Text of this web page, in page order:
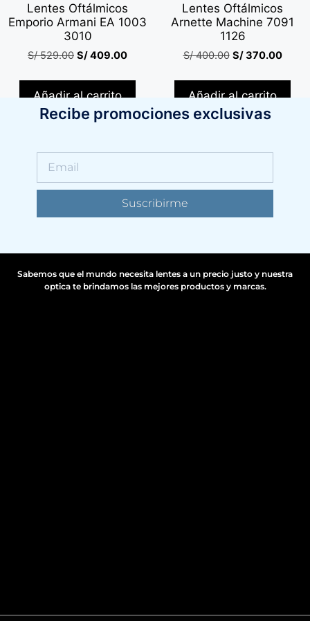
Lentes Oftálmicos
Emporio Armani EA 1003
3010
S/529.00 S/409.00
Añadir al carrito
Lentes Oftálmicos
Arnette Machine 7091
1126
S/400.00 S/370.00
Añadir al carrito
Recibe promociones exclusivas
Suscribirme
Sabemos que el mundo necesita lentes a un precio justo y nuestra
optica te brindamos las mejores productos y marcas.